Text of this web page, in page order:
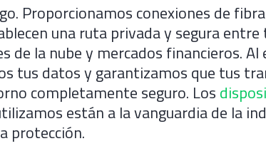
Proporcionamos conexiones de
una ruta privada y segura
de la nube y mercados financieros.
tus datos y garantizamos que tus
completamente seguro. Los
están a la vanguardia de la
protección.